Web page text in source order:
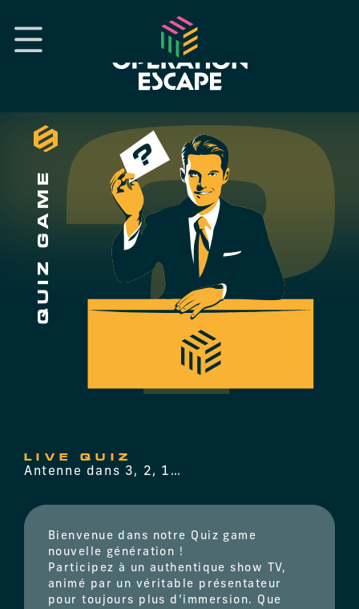
QUIZ GAME
LIVE QUIZ
Antenne dans 3, 2, 1…
Bienvenue dans notre Quiz game
nouvelle génération !
Participez à un authentique show TV,
animé par un véritable présentateur
pour toujours plus d’immersion. Que